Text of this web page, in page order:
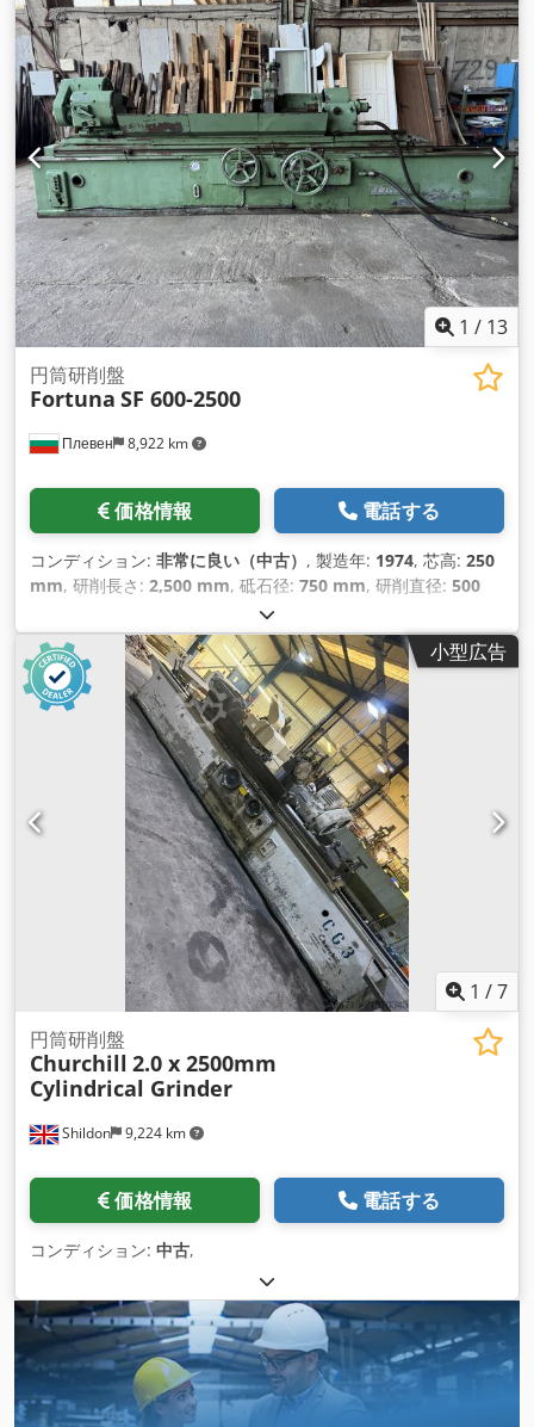
1 / 13
Плевен 8,922 km
円筒研削盤
Fortuna SF 600-2500
価格情報 電話する
コンディション: 非常に良い（中古） , 製造年: 1974, 芯高: 250
mm, 研削長さ: 2,500 mm, 砥石径: 750 mm, 研削直径: 500
小型広告
1 /7
Shildon 9,224 km
円筒研削盤
Churchill 2.0 x 2500mm
Cylindrical Grinder
価格情報 電話する
コンディション: 中古,